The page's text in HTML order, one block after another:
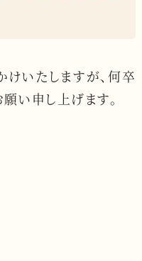
いたしますが、何卒
い申し上げます。